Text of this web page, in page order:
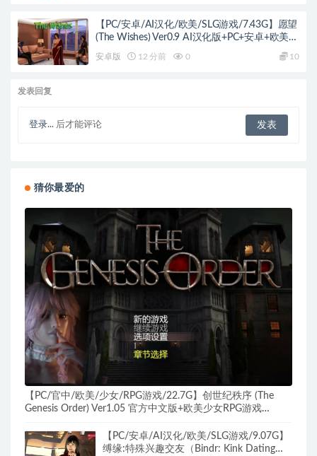
【PC/安卓/AI汉化/欧美/SLG游戏/7.43G】愿望
(The Wishes) Ver0.9 AI汉化版+PC+安卓+欧美
SLG游戏+7.43G
安卓版 12 分前 0 10
发表回复
登录... 后才能评论
猜你最爱的
【PC/官中/欧美/少女/RPG游戏/22.7G】创世纪秩序 (The
Genesis Order) Ver1.05 官方中文版+欧美少女RPG游戏
【PC/安卓/AI汉化/欧美/SLG游戏/9.07G】
缚缘:特殊兴趣交友（Bindr: Kink Dating）